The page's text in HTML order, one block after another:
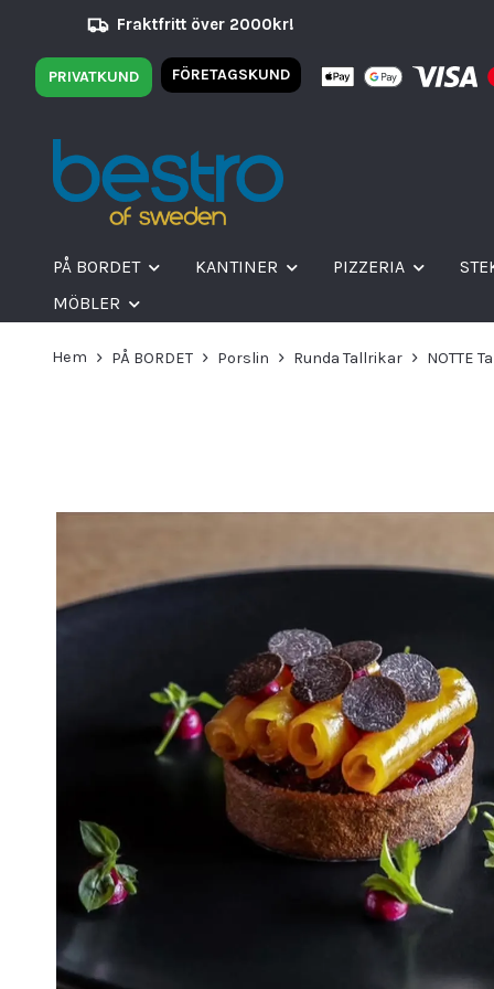
Fraktfritt över 2000kr!
PRIVATKUND FÖRETAGSKUND
PÅ BORDET KANTINER PIZZERIA
MÖBLER
Hem PÅ BORDET Porslin Runda Tallrikar NOTTE